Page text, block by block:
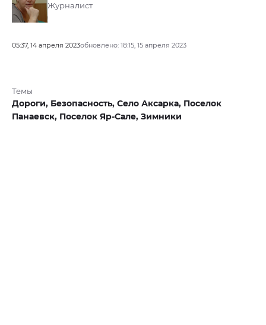
Журналист
05:37, 14 апреля 2023обновлено: 18:15, 15 апреля 2023
Темы
Дороги, Безопасность, Село Аксарка, Поселок
Панаевск, Поселок Яр-Сале, Зимники